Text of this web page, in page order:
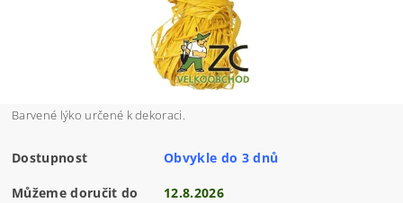
Barvené lýko určené k dekoraci.
Dostupnost Obvykle do 3 dnů
Můžeme doručit do 12.8.2026